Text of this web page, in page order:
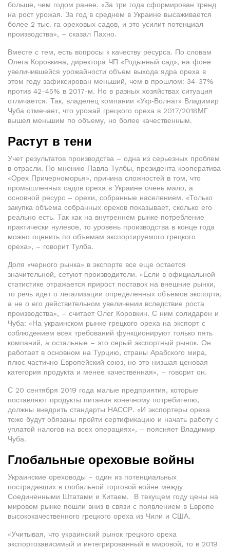
больше, чем годом ранее. «За три года сформирован тренд
на рост урожая. За год в среднем в Украине высаживается
более 2 тыс. га ореховых садов, и это усилит потенциал
производства», – сказал Пахно.
Вместе с тем, есть вопросы к качеству ресурса. По словам
Олега Коровкина, директора ЧП «Родынный сад», на фоне
увеличившейся урожайности объем выхода ядра ореха в
этом году зафиксирован меньший, чем в прошлом: 34-37%
против 42-45% в 2017-м. Но в разных хозяйствах ситуация
отличается. Так, владелец компании «Укр‑Волнат» Владимир
Чуба отмечает, что урожай грецкого ореха в 2017/2018МГ
вышел меньшим по объему, но более качественным.
Растут в тени
Учет результатов производства – одна из серьезных проблем
в отрасли. По мнению Павла Тулбы, президента кооператива
«Орех Причерноморья», причина сложностей в том, что
промышленных садов ореха в Украине очень мало, а
основной ресурс – орехи, собранные населением. «Только
закупка объема собранных орехов показывает, сколько его
реально есть. Так как на внутреннем рынке потребление
практически нулевое, то уровень производства в конце года
можно оценить по объемам экспортируемого грецкого
ореха», – говорит Тулба.
Доля «черного рынка» в экспорте все еще остается
значительной, сетуют производители. «Если в официальной
статистике отражается прирост поставок на внешние рынки,
то речь идет о легализации определенных объемов экспорта,
а не о его действительном увеличении вследствие роста
производства», – считает Олег Коровкин. С ним солидарен и
Чуба: «На украинском рынке грецкого ореха на экспорт с
соблюдением всех требований функционируют только пять
компаний, а остальные – это серый экспортный рынок. Он
работает в основном на Турцию, страны Арабского мира,
плюс частично Европейский союз, но это низшая ценовая
категория продукта и менее качественная», – говорит он.
С 20 сентября 2019 года малые предприятия, которые
поставляют продукты питания конечному потребителю,
должны внедрить стандарты НАССР. «И экспортеры ореха
тоже будут обязаны пройти сертификацию и начать работу с
уплатой налогов на всех операциях», – поясняет Владимир
Чуба.
Глобальные ореховые войны
Украинские ореховоды – один из потенциальных
пострадавших в глобальной торговой войне между
Соединенными Штатами и Китаем. В текущем году цены на
мировом рынке пошли вниз в связи с появлением в Европе
высококачественного грецкого ореха из Чили и США.
«Учитывая, что украинский рынок грецкого ореха
экспортозависимый и интегрированный в мировой, то в 2019